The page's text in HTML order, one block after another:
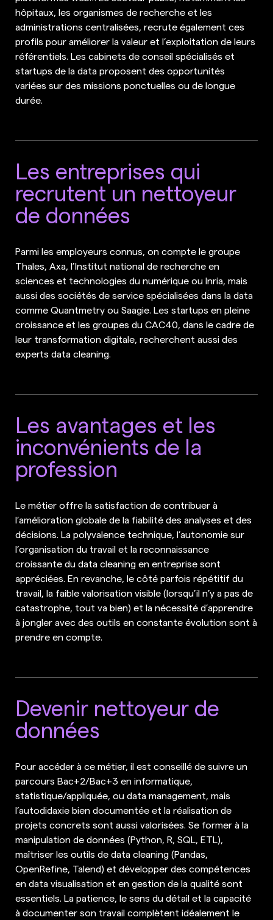
hôpitaux, les organismes de recherche et les
administrations centralisées, recrute également ces
profils pour améliorer la valeur et l’exploitation de leurs
référentiels. Les cabinets de conseil spécialisés et
startups de la data proposent des opportunités
variées sur des missions ponctuelles ou de longue
durée.
Les entreprises qui
recrutent un nettoyeur
de données
Parmi les employeurs connus, on compte le groupe
Thales, Axa, l’Institut national de recherche en
sciences et technologies du numérique ou Inria, mais
aussi des sociétés de service spécialisées dans la data
comme Quantmetry ou Saagie. Les startups en pleine
croissance et les groupes du CAC40, dans le cadre de
leur transformation digitale, recherchent aussi des
experts data cleaning.
Les avantages et les
inconvénients de la
profession
Le métier offre la satisfaction de contribuer à
l’amélioration globale de la fiabilité des analyses et des
décisions. La polyvalence technique, l’autonomie sur
l’organisation du travail et la reconnaissance
croissante du data cleaning en entreprise sont
appréciées. En revanche, le côté parfois répétitif du
travail, la faible valorisation visible (lorsqu’il n’y a pas de
catastrophe, tout va bien) et la nécessité d’apprendre
à jongler avec des outils en constante évolution sont à
prendre en compte.
Devenir nettoyeur de
données
Pour accéder à ce métier, il est conseillé de suivre un
parcours Bac+2/Bac+3 en informatique,
statistique/appliquée, ou data management, mais
l’autodidaxie bien documentée et la réalisation de
projets concrets sont aussi valorisées. Se former à la
manipulation de données (Python, R, SQL, ETL),
maîtriser les outils de data cleaning (Pandas,
OpenRefine, Talend) et développer des compétences
en data visualisation et en gestion de la qualité sont
essentiels. La patience, le sens du détail et la capacité
à documenter son travail complètent idéalement le